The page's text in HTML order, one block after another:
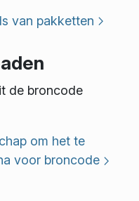
van pakketten
de broncode
om het te
voor broncode